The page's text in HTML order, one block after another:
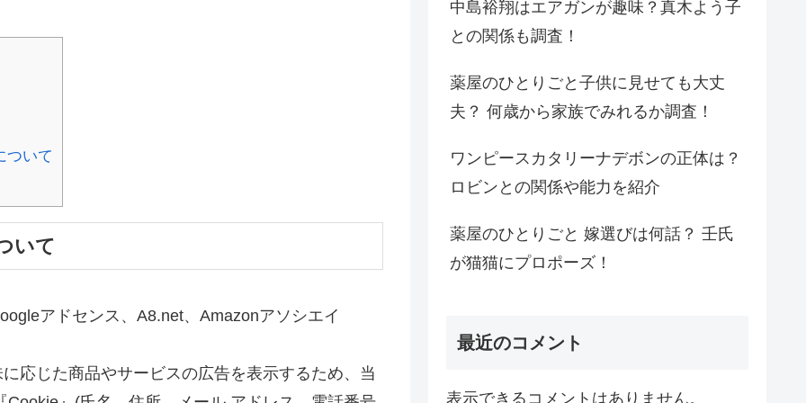
ついて
いて
アドセンス、A8.net、Amazonアソシエイ
応じた商品やサービスの広告を表示するため、当
中島裕翔はエアガンが趣味？真木よう子
との関係も調査！
薬屋のひとりごと子供に見せても大丈
夫？ 何歳から家族でみれるか調査！
ワンピースカタリーナデボンの正体は？
ロビンとの関係や能力を紹介
薬屋のひとりごと 嫁選びは何話？ 壬氏
が猫猫にプロポーズ！
最近のコメント
表示できるコメントはありません。